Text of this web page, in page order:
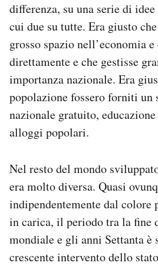
differenza, su una serie di
cui due su tutte. Era giusto
grosso spazio nell’economia e
direttamente e che gestisse
importanza nazionale. Era
popolazione fossero forniti un
nazionale gratuito, educazione
alloggi popolari.
Nel resto del mondo
era molto diversa. Quasi
indipendentemente dal
in carica, il periodo tra la fine
mondiale e gli anni Settanta è
crescente intervento dello